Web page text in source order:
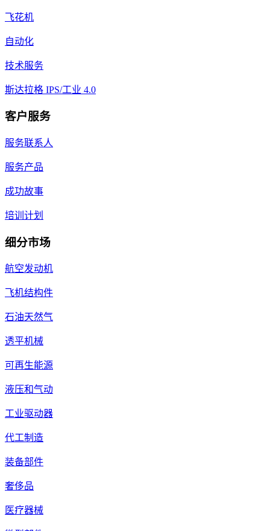
飞花机
自动化
技术服务
斯达拉格 IPS/工业 4.0
客户服务
服务联系人
服务产品
成功故事
培训计划
细分市场
航空发动机
飞机结构件
石油天然气
透平机械
可再生能源
液压和气动
工业驱动器
代工制造
装备部件
奢侈品
医疗器械